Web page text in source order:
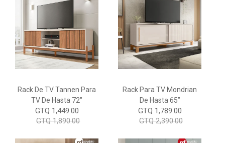
Rack De TV Tannen Para
TV De Hasta 72"
GTQ 1,449.00
GTQ 1,890.00
Rack Para TV Mondrian
De Hasta 65”
GTQ 1,789.00
GTQ 2,390.00